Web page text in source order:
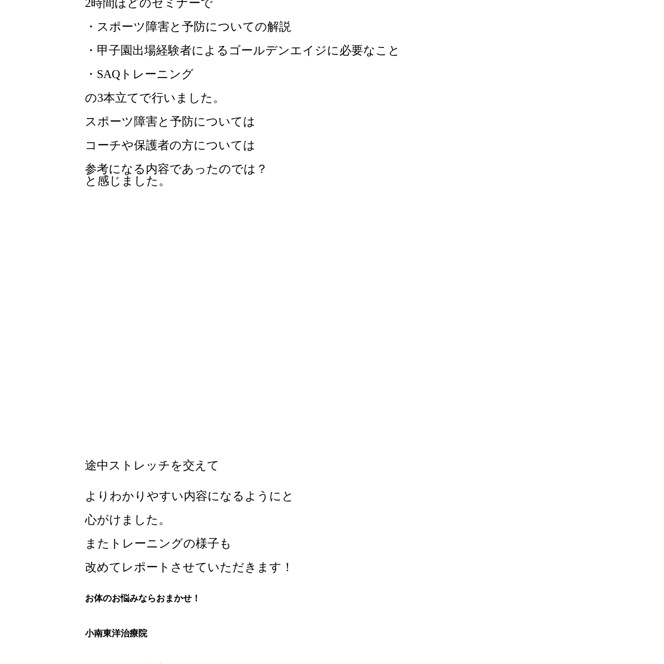
2時間ほどのセミナーで
・スポーツ障害と予防についての解説
・甲子園出場経験者によるゴールデンエイジに必要なこと
・SAQトレーニング
の3本立てで行いました。
スポーツ障害と予防については
コーチや保護者の方については
参考になる内容であったのでは？
と感じました。
途中ストレッチを交えて
よりわかりやすい内容になるようにと
心がけました。
またトレーニングの様子も
改めてレポートさせていただきます！
お体のお悩みならおまかせ！
小南東洋治療院